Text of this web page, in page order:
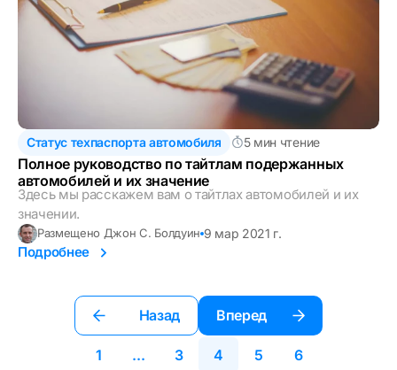
Статус техпаспорта автомобиля 5 мин чтение
Полное руководство по тайтлам подержанных
автомобилей и их значение
Здесь мы расскажем вам о тайтлах автомобилей и их
значении.
Размещено Джон С. Болдуин 9 мар 2021 г.
Подробнее
1 ... 3 4 5 6
Назад Вперед